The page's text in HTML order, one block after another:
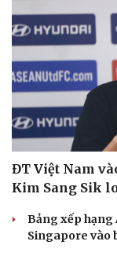
ĐT Việt Nam
Kim Sang Sik
Bảng xếp hạng
Singapore vào